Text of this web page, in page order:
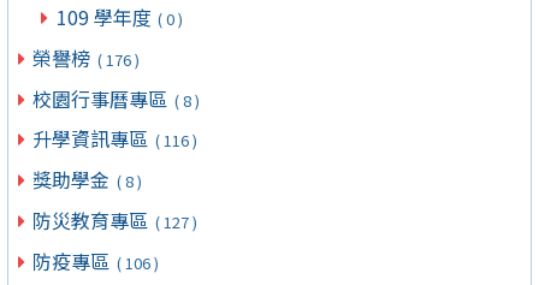
109 學年度 ( 0 )
榮譽榜 ( 176 )
校園行事曆專區 ( 8 )
升學資訊專區 ( 116 )
獎助學金 ( 8 )
防災教育專區 ( 127 )
防疫專區 ( 106 )